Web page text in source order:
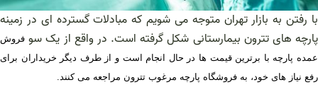
با رفتن به بازار تهران متوجه می شویم که مبادلات گسترده ای در زمینه
پارچه های تترون بیمارستانی شکل گرفته است. در واقع از یک سو فروش
عمده پارچه با برترین قیمت ها در حال انجام است و از طرف دیگر خریداران برای
رفع نیاز های خود، به فروشگاه پارچه مرغوب تترون مراجعه می کنند.